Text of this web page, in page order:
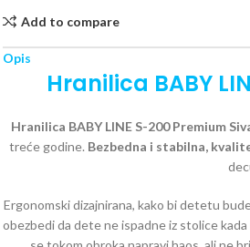
Add to compare
Opis
Hranilica BABY
Hranilica BABY LINE S-200 Premium
treće godine. Bezbedna i stabilna,
Ergonomski dizajnirana, kako bi detetu
obezbedi da dete ne ispadne iz stolice